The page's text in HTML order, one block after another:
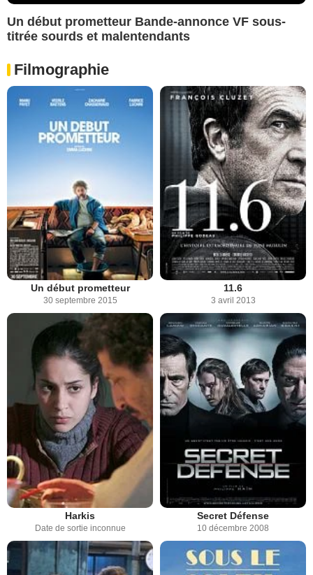
Un début prometteur Bande-annonce VF sous-
titrée sourds et malentendants
Filmographie
Un début prometteur
30 septembre 2015
11.6
3 avril 2013
Harkis
Date de sortie inconnue
Secret Défense
10 décembre 2008